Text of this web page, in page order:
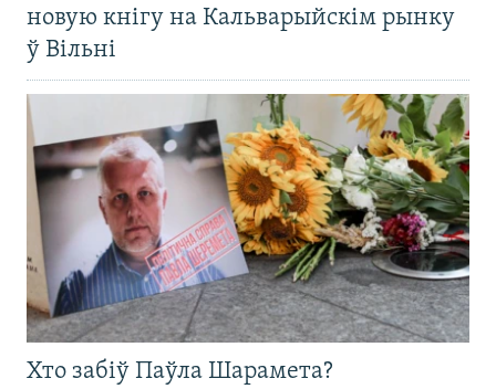
новую кнігу на Кальварыйскім рынку
ў Вільні
Хто забіў Паўла Шарамета?